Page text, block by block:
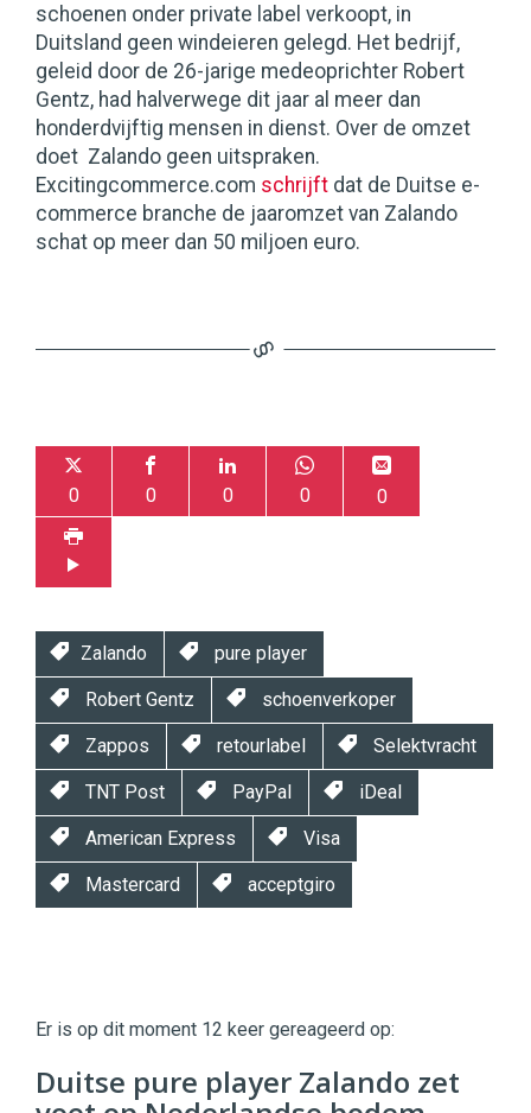
schoenen onder private label verkoopt, in
Duitsland geen windeieren gelegd. Het bedrijf,
geleid door de 26-jarige medeoprichter Robert
Gentz, had halverwege dit jaar al meer dan
honderdvijftig mensen in dienst. Over de omzet
doet Zalando geen uitspraken.
Excitingcommerce.com schrijft dat de Duitse e-
commerce branche de jaaromzet van Zalando
schat op meer dan 50 miljoen euro.
0 0 0 0 0
Zalando pure player
Robert Gentz schoenverkoper
Zappos retourlabel Selektvracht
TNT Post PayPal iDeal
American Express Visa
Mastercard acceptgiro
|
Digital
Commerce https://twinklemagazine.nl
Er is op dit moment 12 keer gereageerd op:
Duitse pure player Zalando zet